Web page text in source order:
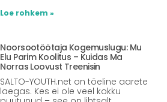
Loe rohkem »
Noorsootöötaja Kogemuslugu: Mu
Elu Parim Koolitus – Kuidas Ma
Norras Loovust Treenisin
SALTO-YOUTH.net on tõeline aarete
laegas. Kes ei ole veel kokku